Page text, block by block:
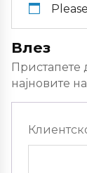
Влез
Пристапете
најновите